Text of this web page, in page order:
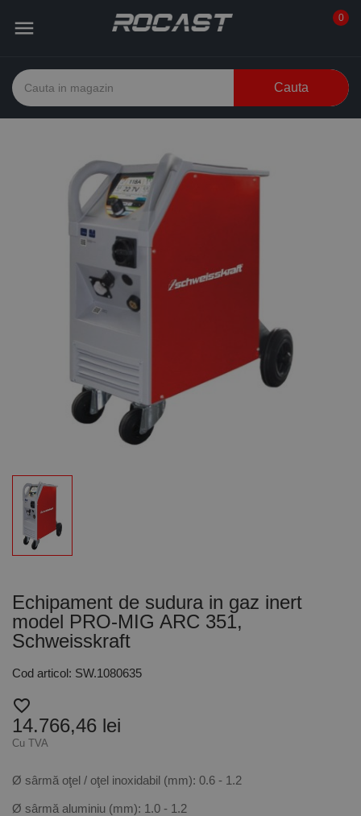
 0
Cauta
Echipament de sudura in gaz inert
model PRO-MIG ARC 351,
Schweisskraft
Cod articol: SW.1080635
favorite_border
14.766,46 lei
Cu TVA
Ø sârmă oţel / oţel inoxidabil (mm): 0.6 - 1.2
Ø sârmă aluminiu (mm): 1.0 - 1.2